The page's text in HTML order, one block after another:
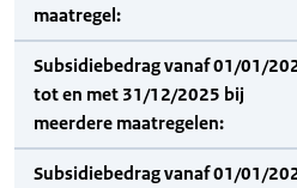
maatregel:
Subsidiebedrag vanaf 01/01/
tot en met 31/12/2025 bij
meerdere maatregelen:
Subsidiebedrag vanaf 01/01/